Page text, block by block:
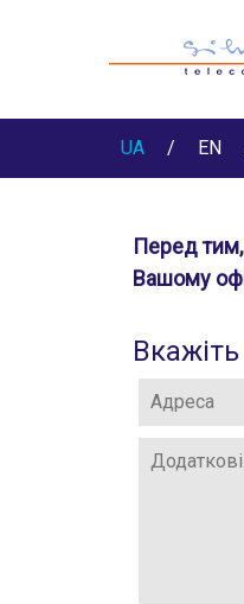
UA / EN
Перед тим,
Вашому